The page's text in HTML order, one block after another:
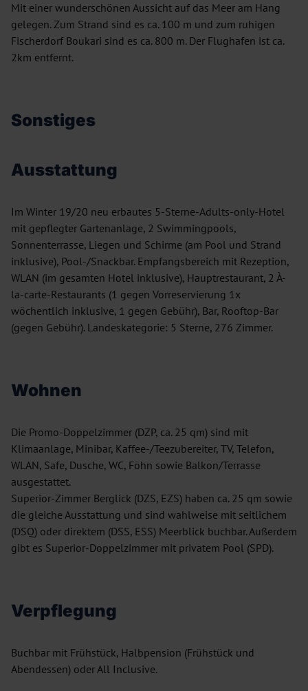
Mit einer wunderschönen Aussicht auf das Meer am Hang
gelegen. Zum Strand sind es ca. 100 m und zum ruhigen
Fischerdorf Boukari sind es ca. 800 m. Der Flughafen ist ca.
2km entfernt.
Sonstiges
Ausstattung
Im Winter 19/20 neu erbautes 5-Sterne-Adults-only-Hotel
mit gepflegter Gartenanlage, 2 Swimmingpools,
Sonnenterrasse, Liegen und Schirme (am Pool und Strand
inklusive), Pool-/Snackbar. Empfangsbereich mit Rezeption,
WLAN (im gesamten Hotel inklusive), Hauptrestaurant, 2 À-
la-carte-Restaurants (1 gegen Vorreservierung 1x
wöchentlich inklusive, 1 gegen Gebühr), Bar, Rooftop-Bar
(gegen Gebühr). Landeskategorie: 5 Sterne, 276 Zimmer.
Wohnen
Die Promo-Doppelzimmer (DZP, ca. 25 qm) sind mit
Klimaanlage, Minibar, Kaffee-/Teezubereiter, TV, Telefon,
WLAN, Safe, Dusche, WC, Föhn sowie Balkon/Terrasse
ausgestattet.
Superior-Zimmer Berglick (DZS, EZS) haben ca. 25 qm sowie
die gleiche Ausstattung und sind wahlweise mit seitlichem
(DSQ) oder direktem (DSS, ESS) Meerblick buchbar. Außerdem
gibt es Superior-Doppelzimmer mit privatem Pool (SPD).
Verpflegung
Buchbar mit Frühstück, Halbpension (Frühstück und
Abendessen) oder All Inclusive.